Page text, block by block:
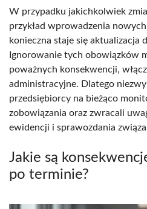
W przypadku jakichkolwiek
przykład wprowadzenia
konieczna staje się aktualizacja
Ignorowanie tych obowiązków
poważnych konsekwencji,
administracyjne. Dlatego
przedsiębiorcy na bieżąco
zobowiązania oraz zwracali
ewidencji i sprawozdania
Jakie są
po terminie?